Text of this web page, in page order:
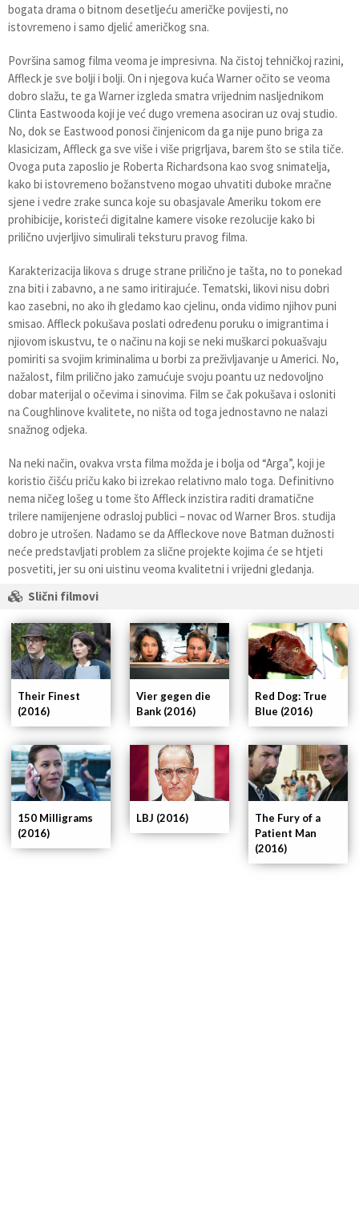
bogata drama o bitnom desetljeću američke povijesti, no
istovremeno i samo djelić američkog sna.
Površina samog filma veoma je impresivna. Na čistoj tehničkoj razini,
Affleck je sve bolji i bolji. On i njegova kuća Warner očito se veoma
dobro slažu, te ga Warner izgleda smatra vrijednim nasljednikom
Clinta Eastwooda koji je već dugo vremena asociran uz ovaj studio.
No, dok se Eastwood ponosi činjenicom da ga nije puno briga za
klasicizam, Affleck ga sve više i više prigrljava, barem što se stila tiče.
Ovoga puta zaposlio je Roberta Richardsona kao svog snimatelja,
kako bi istovremeno božanstveno mogao uhvatiti duboke mračne
sjene i vedre zrake sunca koje su obasjavale Ameriku tokom ere
prohibicije, koristeći digitalne kamere visoke rezolucije kako bi
prilično uvjerljivo simulirali teksturu pravog filma.
Karakterizacija likova s druge strane prilično je tašta, no to ponekad
zna biti i zabavno, a ne samo iritirajuće. Tematski, likovi nisu dobri
kao zasebni, no ako ih gledamo kao cjelinu, onda vidimo njihov puni
smisao. Affleck pokušava poslati određenu poruku o imigrantima i
njiovom iskustvu, te o načinu na koji se neki muškarci pokuašvaju
pomiriti sa svojim kriminalima u borbi za preživljavanje u Americi. No,
nažalost, film prilično jako zamućuje svoju poantu uz nedovoljno
dobar materijal o očevima i sinovima. Film se čak pokušava i osloniti
na Coughlinove kvalitete, no ništa od toga jednostavno ne nalazi
snažnog odjeka.
Na neki način, ovakva vrsta filma možda je i bolja od “Arga”, koji je
koristio čišću priču kako bi izrekao relativno malo toga. Definitivno
nema ničeg lošeg u tome što Affleck inzistira raditi dramatične
trilere namijenjene odrasloj publici – novac od Warner Bros. studija
dobro je utrošen. Nadamo se da Affleckove nove Batman dužnosti
neće predstavljati problem za slične projekte kojima će se htjeti
posvetiti, jer su oni uistinu veoma kvalitetni i vrijedni gledanja.
Slični filmovi
The Fury of a
Patient Man
(2016)
LBJ (2016)
150 Milligrams
(2016)
Red Dog: True
Blue (2016)
Vier gegen die
Bank (2016)
Their Finest
(2016)